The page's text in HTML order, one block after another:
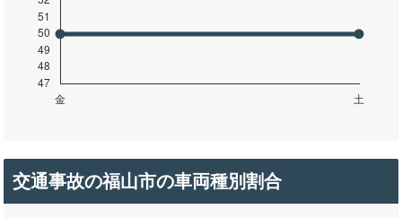
交通事故の福山市の車両種別割合